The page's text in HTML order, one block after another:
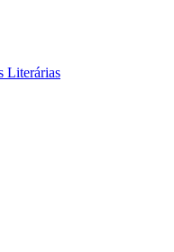
Literárias